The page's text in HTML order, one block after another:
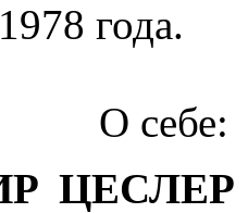
года.
О себе:
ЦЕСЛЕР